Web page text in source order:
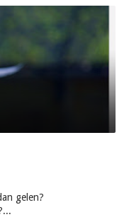
gelen?